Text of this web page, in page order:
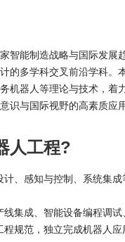
智能制造战略与国际发
的多学科交叉前沿学科。
机器人等理论与技术，着
识与国际视野的高素质应
人工程?
计、感知与控制、系统集
集成、智能设备编程调
程规范，独立完成机器人